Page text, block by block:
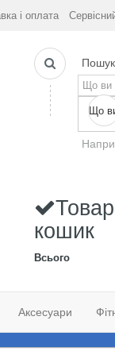
і оплата
Пошук
Що
кошик
Всього
Аксесуари